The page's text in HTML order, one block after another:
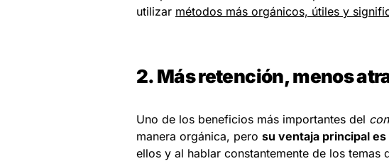
utilizar métodos más orgánicos, útiles y
2. Más retención, menos
Uno de los beneficios más importantes del
manera orgánica, pero su ventaja principal
ellos y al hablar constantemente de los temas